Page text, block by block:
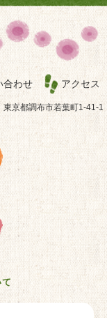
合わせ アクセス
京都調布市若葉町1-41-1